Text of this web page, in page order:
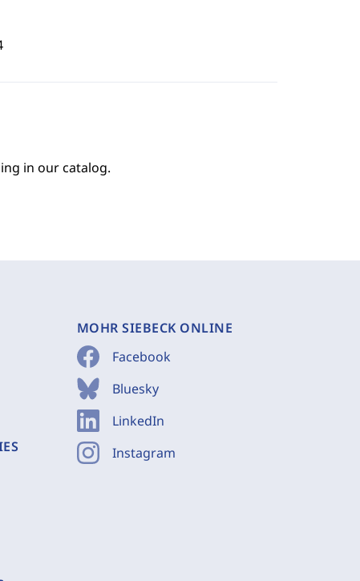
in our catalog.
MOHR SIEBECK ONLINE
Facebook
Bluesky
LinkedIn
Instagram